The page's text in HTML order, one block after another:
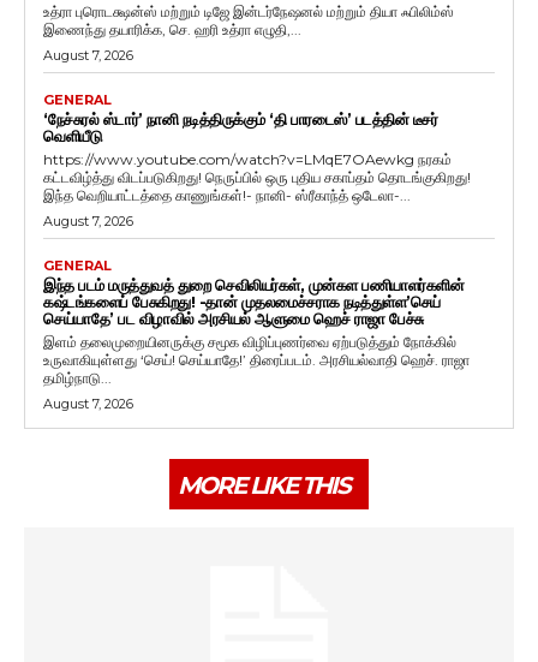
உத்ரா புரொடக்ஷன்ஸ் மற்றும் டிஜே இன்டர்நேஷனல் மற்றும் தியா ஃபிலிம்ஸ்
இணைந்து தயாரிக்க, செ. ஹரி உத்ரா எழுதி,...
August 7, 2026
GENERAL
‘நேச்சுரல் ஸ்டார்’ நானி நடித்திருக்கும் ‘தி பாரடைஸ்’ படத்தின் டீசர்
வெளியீடு
https://www.youtube.com/watch?v=LMqE7OAewkg நரகம்
கட்டவிழ்த்து விடப்படுகிறது! நெருப்பில் ஒரு புதிய சகாப்தம் தொடங்குகிறது!
இந்த வெறியாட்டத்தை காணுங்கள்!- நானி- ஸ்ரீகாந்த் ஒடேலா-...
August 7, 2026
GENERAL
இந்த படம் மருத்துவத் துறை செவிலியர்கள், முன்கள பணியாளர்களின்
கஷ்டங்களைப் பேசுகிறது! -தான் முதலமைச்சராக நடித்துள்ள’செய்
செய்யாதே’ பட விழாவில் அரசியல் ஆளுமை ஹெச் ராஜா பேச்சு
இளம் தலைமுறையினருக்கு சமூக விழிப்புணர்வை ஏற்படுத்தும் நோக்கில்
உருவாகியுள்ளது ‘செய்! செய்யாதே!’ திரைப்படம். அரசியல்வாதி ஹெச். ராஜா
தமிழ்நாடு...
August 7, 2026
MORE LIKE THIS